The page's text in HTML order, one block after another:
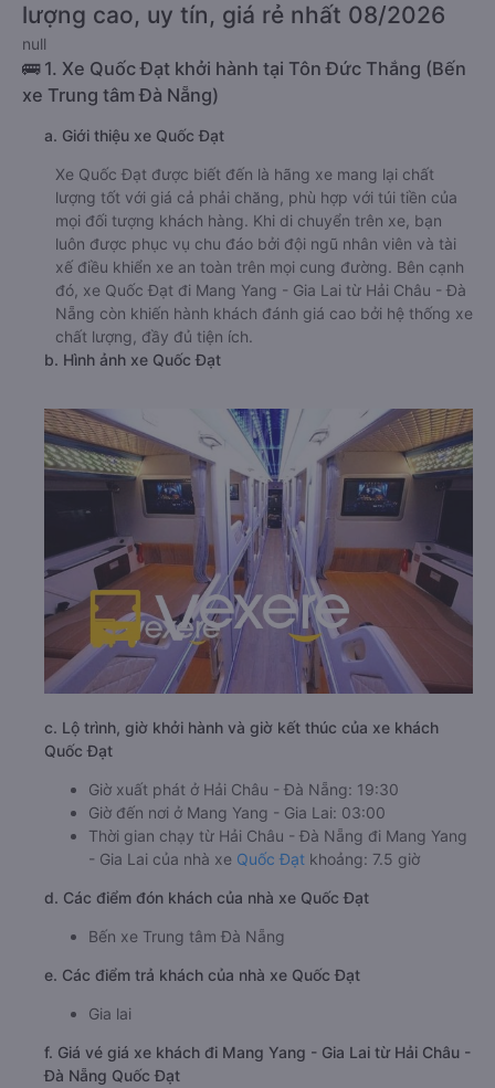
lượng cao, uy tín, giá rẻ nhất 08/2026
null
🚌 1. Xe Quốc Đạt khởi hành tại Tôn Đức Thắng (Bến
xe Trung tâm Đà Nẵng)
a. Giới thiệu xe Quốc Đạt
Xe Quốc Đạt được biết đến là hãng xe mang lại chất
lượng tốt với giá cả phải chăng, phù hợp với túi tiền của
mọi đối tượng khách hàng. Khi di chuyển trên xe, bạn
luôn được phục vụ chu đáo bởi đội ngũ nhân viên và tài
xế điều khiển xe an toàn trên mọi cung đường. Bên cạnh
đó, xe Quốc Đạt đi Mang Yang - Gia Lai từ Hải Châu - Đà
Nẵng còn khiến hành khách đánh giá cao bởi hệ thống xe
chất lượng, đầy đủ tiện ích.
b. Hình ảnh xe Quốc Đạt
c. Lộ trình, giờ khởi hành và giờ kết thúc của xe khách
Quốc Đạt
Giờ xuất phát ở Hải Châu - Đà Nẵng: 19:30
Giờ đến nơi ở Mang Yang - Gia Lai: 03:00
Thời gian chạy từ Hải Châu - Đà Nẵng đi Mang Yang
- Gia Lai của nhà xe Quốc Đạt khoảng: 7.5 giờ
d. Các điểm đón khách của nhà xe Quốc Đạt
Bến xe Trung tâm Đà Nẵng
e. Các điểm trả khách của nhà xe Quốc Đạt
Gia lai
f. Giá vé giá xe khách đi Mang Yang - Gia Lai từ Hải Châu -
Đà Nẵng Quốc Đạt